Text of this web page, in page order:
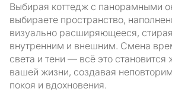
Выбирая коттедж с панорамными
выбираете пространство,
визуально расширяющееся,
внутренним и внешним. Смена
света и тени — всё это
вашей жизни, создавая
покоя и вдохновения.